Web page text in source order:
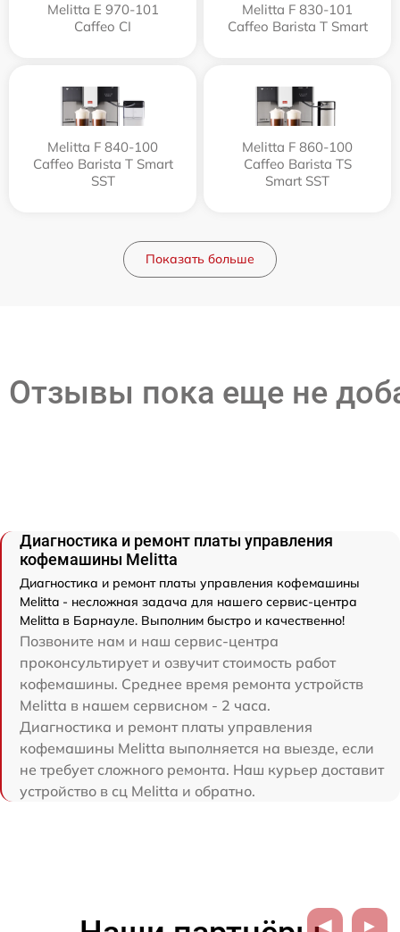
Melitta Е 970-101
Caffeo CI
Melitta F 830-101
Caffeo Barista T Smart
Melitta F 840-100
Caffeo Barista T Smart
SST
Melitta F 860-100
Caffeo Barista TS
Smart SST
Показать больше
Отзывы пока еще не
Диагностика и ремонт платы управления
кофемашины Melitta
Диагностика и ремонт платы управления кофемашины
Melitta - несложная задача для нашего сервис-центра
Melitta в Барнауле. Выполним быстро и качественно!
Позвоните нам и наш сервис-центра
проконсультирует и озвучит стоимость работ
кофемашины. Среднее время ремонта устройств
Melitta в нашем сервисном - 2 часа.
Диагностика и ремонт платы управления
кофемашины Melitta выполняется на выезде, если
не требует сложного ремонта. Наш курьер доставит
устройство в сц Melitta и обратно.